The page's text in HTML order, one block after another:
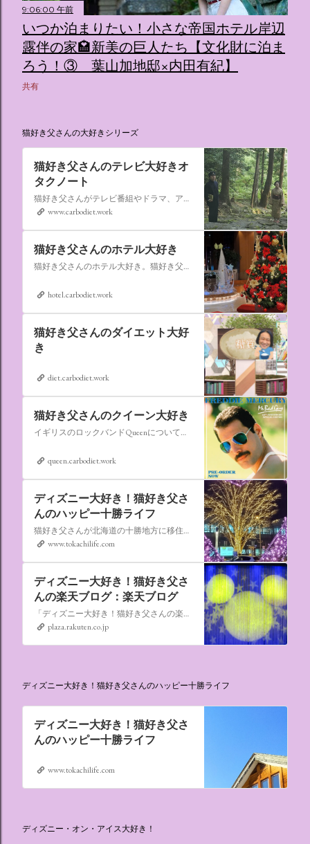
9:06:00 午前
いつか泊まりたい！小さな帝国ホテル岸辺
露伴の家🏩新美の巨人たち【文化財に泊ま
ろう！③ 葉山加地邸×内田有紀】
共有
猫好き父さんの大好きシリーズ
猫好き父さんのテレビ大好きオ
タクノート
猫好き父さんがテレビ番組やドラマ、アニメ、特撮ヒーロー,そしてダイエットについて書いたブログです。
www.carbodiet.work
猫好き父さんのホテル大好き
猫好き父さんのホテル大好き。猫好き父さんが宿泊したホテルの情報を徒然なるままに書いていきます。
hotel.carbodiet.work
猫好き父さんのダイエット大好
き
diet.carbodiet.work
猫好き父さんのクイーン大好き
イギリスのロックバンドQueenについての情報をアップします。
queen.carbodiet.work
ディズニー大好き！猫好き父さ
んのハッピー十勝ライフ
猫好き父さんが北海道の十勝地方に移住しました。なれない北海道の暮らしについてお伝えします。
www.tokachilife.com
ディズニー大好き！猫好き父さ
んの楽天ブログ：楽天ブログ
「ディズニー大好き！猫好き父さんの楽天ブログ」にようこそ！ いろんなブログサービスが廃止になるなか満を持して楽天ブログをはじめようと思います。 よろしくお願いいたします。
plaza.rakuten.co.jp
ディズニー大好き！猫好き父さんのハッピー十勝ライフ
ディズニー大好き！猫好き父さ
んのハッピー十勝ライフ
www.tokachilife.com
ディズニー・オン・アイス大好き！